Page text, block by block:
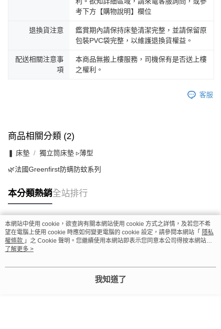
考下方【購物說明】欄位
退換貨注意
鑑賞期內請保持床墊清潔完整，並請保留原
包裝PVC袋完整，以維護退換貨權益。
配送相關注意事
項
本商品無搬上樓服務，司機保有是否送上樓
之權利。
客服
商品相關分類 (2)
❚ 床墊 獨立筒床墊 ▹薄型
🌿法國Greenfirst防螨防蚊系列
本分類熱銷全站排行
熱門標籤
本網站中使用 cookie，欲查詢有關本網站使用 cookie 方式之詳情，及若您不希
望在電腦上使用 cookie 時應如何變更電腦的 cookie 設定，請參閱本網站「 隱私
權條款 」之 Cookie 聲明。您繼續使用本網站即表示您同意本公司得按本網站使
用條款之 Cookie 聲明使用 cookie。
了解更多 >
我知道了